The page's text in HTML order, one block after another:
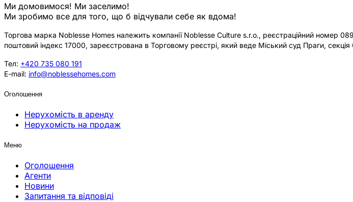
Ми домовимося! Ми заселимо!
Ми зробимо все для того, що б відчували себе як вдома!
Торгова марка Noblesse Homes належить компанії Noblesse Culture s.r.o., реєстраційний номер
поштовий індекс 17000, зареєстрована в Торговому реєстрі, який веде Міський суд Праги,
Тел: +420 735 080 191
E-mail: info@noblessehomes.com
Оголошення
Нерухомість в аренду
Нерухомість на продаж
Меню
Оголошення
Агенти
Новини
Запитання та відповіді